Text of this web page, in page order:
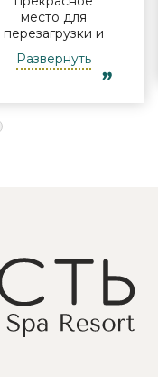
место для
перезагрузки и
полноценного
отдыха
Шикарные аква
спортивными
море цветов,
фонтаны и
собственный
остров для
Развернуть